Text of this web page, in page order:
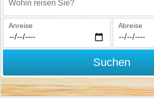
Wohin reisen Sie?
Anreise Abreise
Suchen